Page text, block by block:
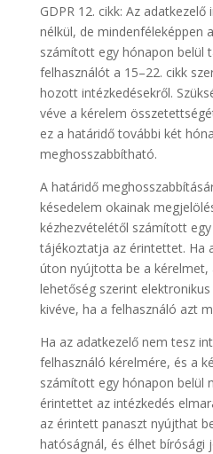
GDPR 12. cikk: Az
nélkül, de mindenféleképpen
számított egy hónapon belül
felhasználót a 15–22. cikk
hozott intézkedésekről.
véve a kérelem
ez a határidő további két
meghosszabbítható.
A határidő
késedelem okainak
kézhezvételétől számított
tájékoztatja az érintettet. Ha
úton nyújtotta be a
lehetőség szerint
kivéve, ha a felhasználó azt
Ha az adatkezelő nem tesz
felhasználó kérelmére, és a
számított egy hónapon belül
érintettet az intézkedés
az érintett panaszt nyújthat
hatóságnál, és élhet bírósági